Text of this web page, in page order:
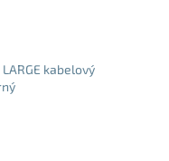
kabelový